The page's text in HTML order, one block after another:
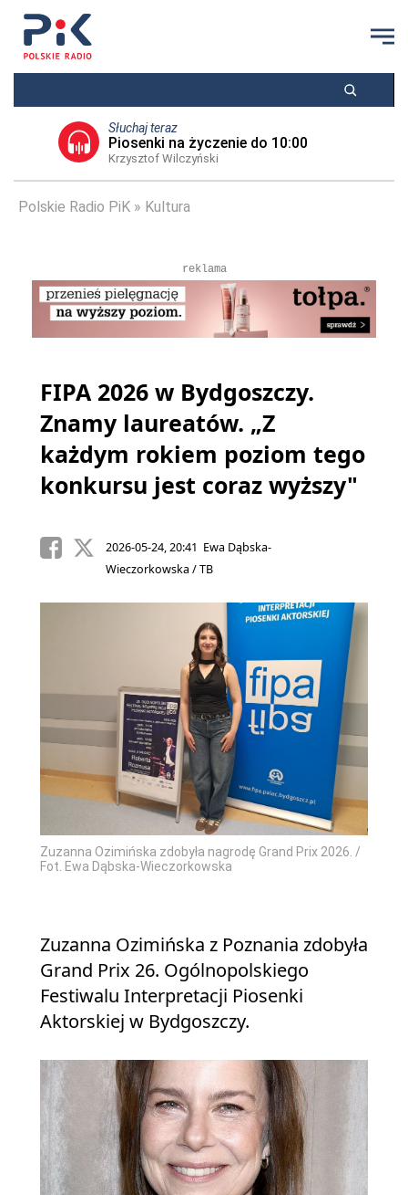
Słuchaj teraz
Piosenki na życzenie do 10:00
Krzysztof Wilczyński
Polskie Radio PiK Kultura
reklama
FIPA 2026 w Bydgoszczy.
Znamy laureatów. „Z
każdym rokiem poziom tego
konkursu jest coraz wyższy"
2026-05-24, 20:41 Ewa Dąbska-
Wieczorkowska / TB
Zuzanna Ozimińska zdobyła nagrodę Grand Prix 2026. /
Fot. Ewa Dąbska-Wieczorkowska
Zuzanna Ozimińska z Poznania zdobyła
Grand Prix 26. Ogólnopolskiego
Festiwalu Interpretacji Piosenki
Aktorskiej w Bydgoszczy.